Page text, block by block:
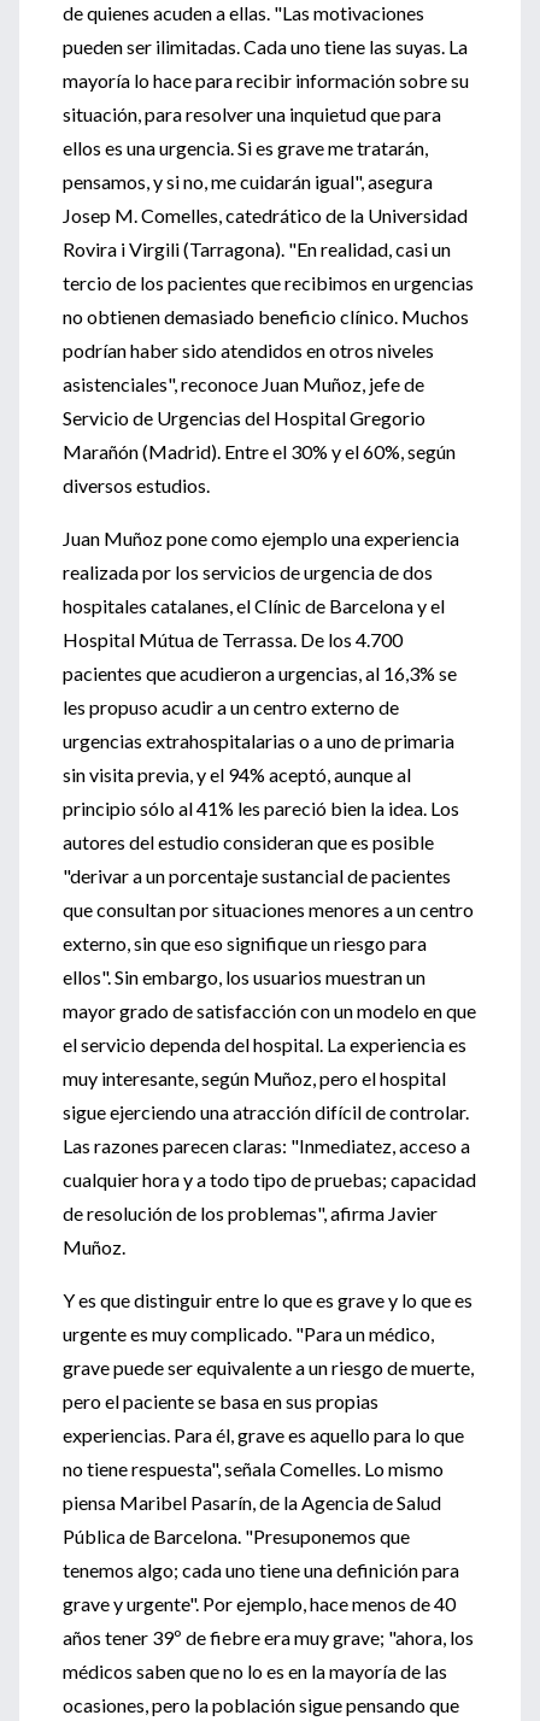
de quienes acuden a ellas. "Las motivaciones
pueden ser ilimitadas. Cada uno tiene las suyas. La
mayoría lo hace para recibir información sobre su
situación, para resolver una inquietud que para
ellos es una urgencia. Si es grave me tratarán,
pensamos, y si no, me cuidarán igual", asegura
Josep M. Comelles, catedrático de la Universidad
Rovira i Virgili (Tarragona). "En realidad, casi un
tercio de los pacientes que recibimos en urgencias
no obtienen demasiado beneficio clínico. Muchos
podrían haber sido atendidos en otros niveles
asistenciales", reconoce Juan Muñoz, jefe de
Servicio de Urgencias del Hospital Gregorio
Marañón (Madrid). Entre el 30% y el 60%, según
diversos estudios.
Juan Muñoz pone como ejemplo una experiencia
realizada por los servicios de urgencia de dos
hospitales catalanes, el Clínic de Barcelona y el
Hospital Mútua de Terrassa. De los 4.700
pacientes que acudieron a urgencias, al 16,3% se
les propuso acudir a un centro externo de
urgencias extrahospitalarias o a uno de primaria
sin visita previa, y el 94% aceptó, aunque al
principio sólo al 41% les pareció bien la idea. Los
autores del estudio consideran que es posible
"derivar a un porcentaje sustancial de pacientes
que consultan por situaciones menores a un centro
externo, sin que eso signifique un riesgo para
ellos". Sin embargo, los usuarios muestran un
mayor grado de satisfacción con un modelo en que
el servicio dependa del hospital. La experiencia es
muy interesante, según Muñoz, pero el hospital
sigue ejerciendo una atracción difícil de controlar.
Las razones parecen claras: "Inmediatez, acceso a
cualquier hora y a todo tipo de pruebas; capacidad
de resolución de los problemas", afirma Javier
Muñoz.
Y es que distinguir entre lo que es grave y lo que es
urgente es muy complicado. "Para un médico,
grave puede ser equivalente a un riesgo de muerte,
pero el paciente se basa en sus propias
experiencias. Para él, grave es aquello para lo que
no tiene respuesta", señala Comelles. Lo mismo
piensa Maribel Pasarín, de la Agencia de Salud
Pública de Barcelona. "Presuponemos que
tenemos algo; cada uno tiene una definición para
grave y urgente". Por ejemplo, hace menos de 40
años tener 39º de fiebre era muy grave; "ahora, los
médicos saben que no lo es en la mayoría de las
ocasiones, pero la población sigue pensando que